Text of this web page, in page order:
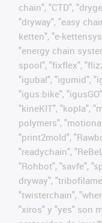
chain", "CTD",
"dryway", "easy
ketten", "e-
"energy chain
spool", "fixflex",
"igubal", "igumid",
"igus:bike",
"kineKIT", "kopla",
polymers",
"print2mold",
"readychain",
"Rohbot", "savfe",
dryway",
"twisterchain",
"xiros" y "yes" son